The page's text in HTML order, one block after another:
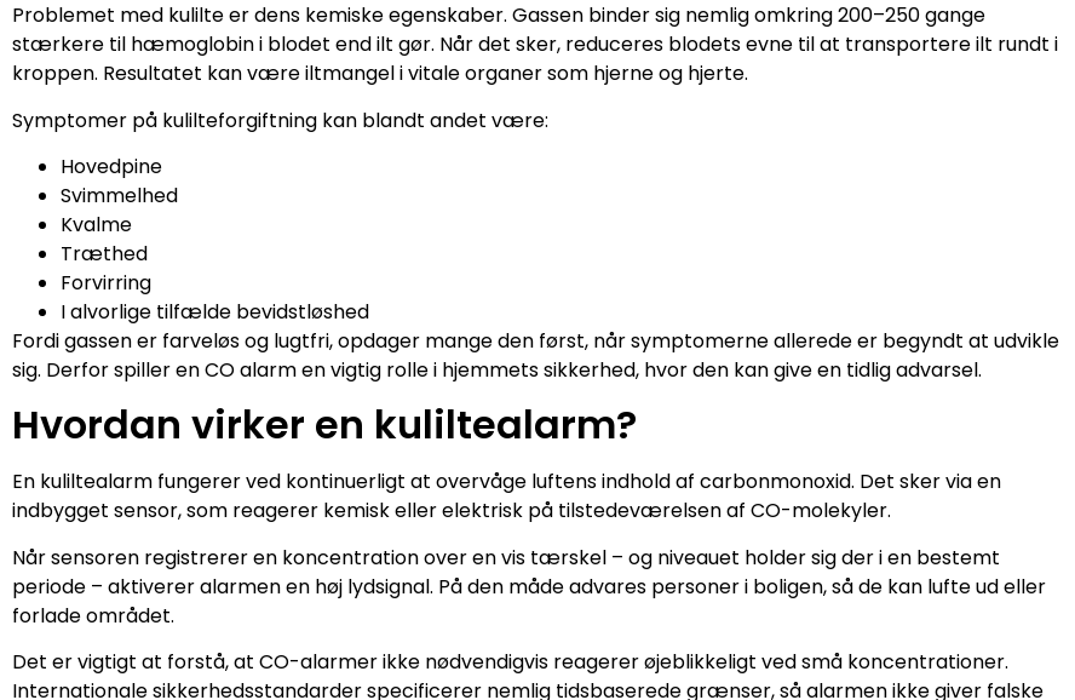
Problemet med kulilte er dens kemiske egenskaber. Gassen binder sig nemlig omkring 200–250 gange
stærkere til hæmoglobin i blodet end ilt gør. Når det sker, reduceres blodets evne til at transportere ilt rundt i
kroppen. Resultatet kan være iltmangel i vitale organer som hjerne og hjerte.
Symptomer på kulilteforgiftning kan blandt andet være:
Hovedpine
Svimmelhed
Kvalme
Træthed
Forvirring
I alvorlige tilfælde bevidstløshed
Fordi gassen er farveløs og lugtfri, opdager mange den først, når symptomerne allerede er begyndt at udvikle
sig. Derfor spiller en CO alarm en vigtig rolle i hjemmets sikkerhed, hvor den kan give en tidlig advarsel.
Hvordan virker en kuliltealarm?
En kuliltealarm fungerer ved kontinuerligt at overvåge luftens indhold af carbonmonoxid. Det sker via en
indbygget sensor, som reagerer kemisk eller elektrisk på tilstedeværelsen af CO-molekyler.
Når sensoren registrerer en koncentration over en vis tærskel – og niveauet holder sig der i en bestemt
periode – aktiverer alarmen en høj lydsignal. På den måde advares personer i boligen, så de kan lufte ud eller
forlade området.
Det er vigtigt at forstå, at CO-alarmer ikke nødvendigvis reagerer øjeblikkeligt ved små koncentrationer.
Internationale sikkerhedsstandarder specificerer nemlig tidsbaserede grænser, så alarmen ikke giver falske